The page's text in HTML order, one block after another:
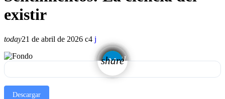
existir
today21 de abril de 2026 4
share
email
Descargar